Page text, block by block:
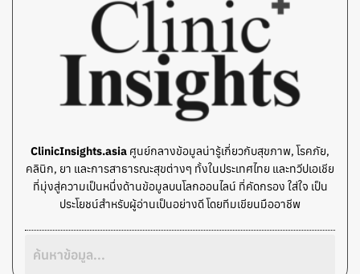
ClinicInsights.asia ศูนย์กลางข้อมูลน่ารู้เกี่ยวกับสุขภาพ, โรคภัย,
คลินิก, ยา และการสาธารณะสุขต่างๆ ทั้งในประเทศไทย และทวีปเอเชีย
ที่มุ่งสู่ความเป็นหนึ่งด้านข้อมูลบนโลกออนไลน์ ที่คัดกรอง ใส่ใจ เป็น
ประโยชน์สำหรับผู้อ่านเป็นอย่างดี โดยทีมเขียนมืออาชีพ